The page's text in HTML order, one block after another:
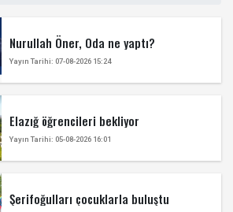
Nurullah Öner, Oda ne yaptı?
Yayın Tarihi: 07-08-2026 15:24
Elazığ öğrencileri bekliyor
Yayın Tarihi: 05-08-2026 16:01
Şerifoğulları çocuklarla buluştu